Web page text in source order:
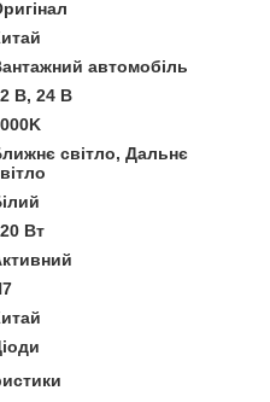
автомобіль
В, 24 В
світло, Дальнє
Вт